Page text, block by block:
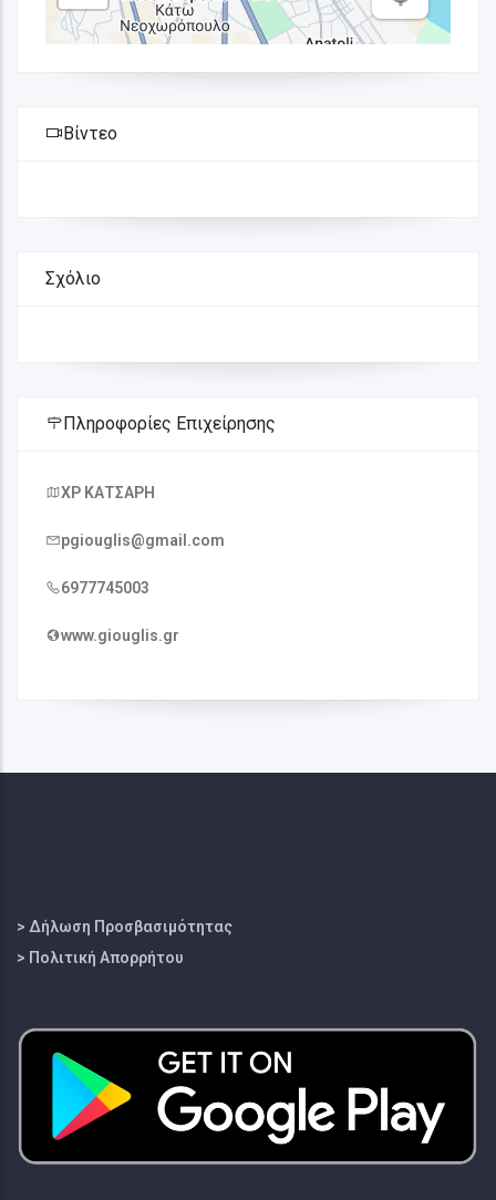
Βίντεο
Σχόλιο
Πληροφορίες Επιχείρησης
ΧΡ ΚΑΤΣΑΡΗ
pgiouglis@gmail.com
6977745003
www.giouglis.gr
> Δήλωση Προσβασιμότητας
> Πολιτική Απορρήτου